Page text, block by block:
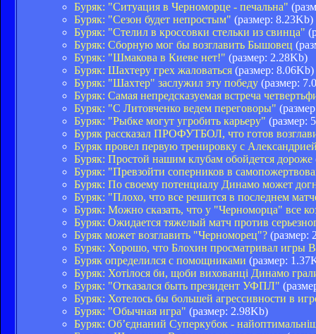
Буряк: "Ситуация в Черноморце - печальна"
Буряк: "Сезон будет непростым" (размер: 8.23Kb)
Буряк: "Стелил в кроссовки стельки из свинца"
Буряк: Сборную мог бы возглавить Бышовец
Буряк: "Шмакова в Киеве нет!" (размер: 2.28Kb)
Буряк: Шахтеру грех жаловаться (размер: 8.06Kb)
Буряк: "Шахтер" заслужил эту победу (размер:
Буряк: Самая непредсказуемая встреча
Буряк: "С Литовченко ведем переговоры"
Буряк: "Рыбке могут угробить карьеру" (размер:
Буряк рассказал ПРОФУТБОЛ, что готов
Буряк провел первую тренировку с
Буряк: Простой нашим клубам обойдется дороже
Буряк: "Превзойти соперников в
Буряк: По своему потенциалу Динамо может
Буряк: "Плохо, что все решится в последнем
Буряк: Можно сказать, что у "Черноморца" все
Буряк: Ожидается тяжелый матч против
Буряк может возглавить "Черноморец"? (размер:
Буряк: Хорошо, что Блохин просматривал игры
Буряк определился с помощниками (размер:
Буряк: Хотілося би, щоби вихованці Динамо
Буряк: "Отказался быть президент УФПЛ"
Буряк: Хотелось бы большей агрессивности в
Буряк: "Обычная игра" (размер: 2.98Kb)
Буряк: Об’єднаний Суперкубок -